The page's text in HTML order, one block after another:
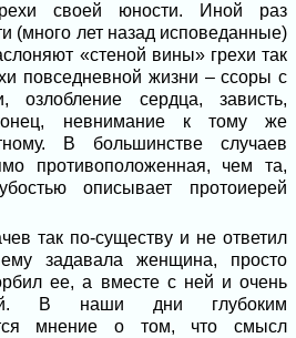
своей юности. Иной раз
(много лет назад исповеданные)
«стеной вины» грехи так
повседневной жизни – ссоры с
озлобление сердца, зависть,
невнимание к тому же
В большинстве случаев
противоположенная, чем та,
описывает протоиерей
так по-существу и не ответил
задавала женщина, просто
ее, а вместе с ней и очень
В наши дни глубоким
мнение о том, что смысл